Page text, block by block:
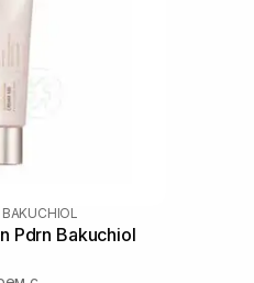
Pdrn Bakuchiol